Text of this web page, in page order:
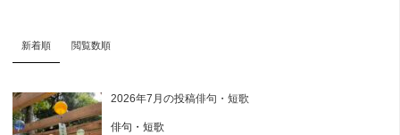
新着順 閲覧数順
2026年7月の投稿俳句・短歌
俳句・短歌